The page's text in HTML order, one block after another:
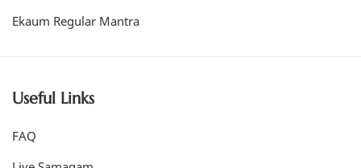
Ekaum Regular Mantra
Useful Links
FAQ